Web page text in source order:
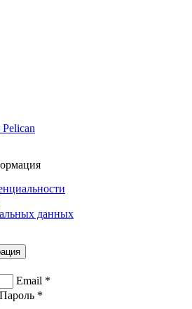
данных
Email *
Пароль *